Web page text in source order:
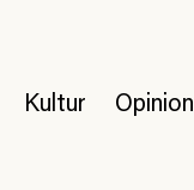
Kultur Opinion